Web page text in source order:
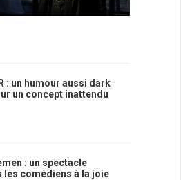
: un humour aussi dark
un concept inattendu
: un spectacle
les comédiens à la joie